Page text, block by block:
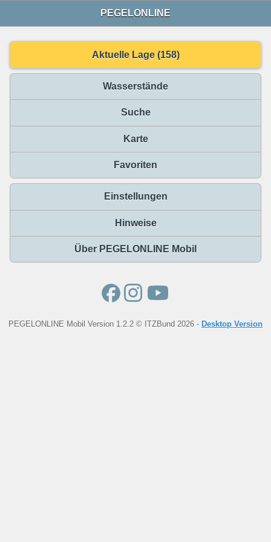
PEGELONLINE
Aktuelle Lage (158)
Wasserstände
Suche
Karte
Favoriten
Einstellungen
Hinweise
Über PEGELONLINE Mobil
PEGELONLINE Mobil Version 1.2.2 © ITZBund 2026 - Desktop Version